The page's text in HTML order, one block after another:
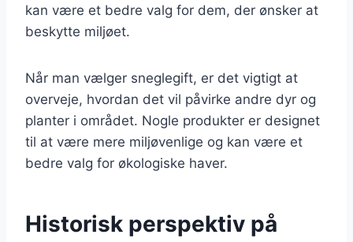
kan være et bedre valg for dem, der ønsker at
beskytte miljøet.
Når man vælger sneglegift, er det vigtigt at
overveje, hvordan det vil påvirke andre dyr og
planter i området. Nogle produkter er designet
til at være mere miljøvenlige og kan være et
bedre valg for økologiske haver.
Historisk perspektiv på